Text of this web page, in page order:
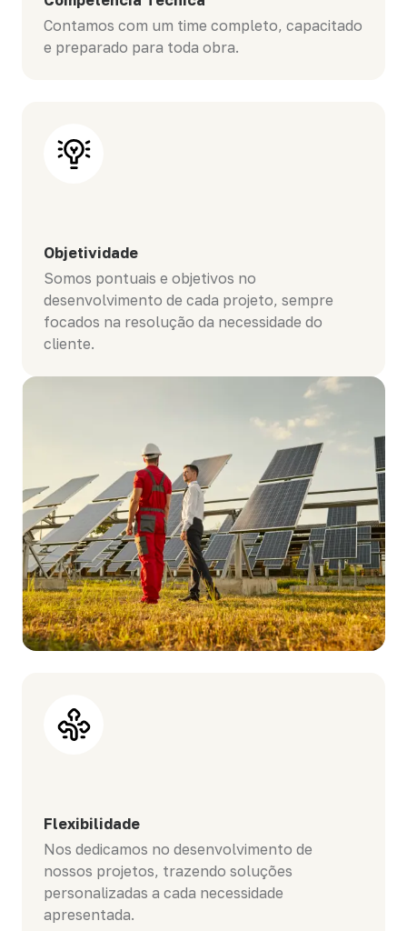
Contamos com um time completo, capacitado
e preparado para toda obra.
Objetividade
Somos pontuais e objetivos no
desenvolvimento de cada projeto, sempre
focados na resolução da necessidade do
cliente.
Flexibilidade
Nos dedicamos no desenvolvimento de
nossos projetos, trazendo soluções
personalizadas a cada necessidade
apresentada.